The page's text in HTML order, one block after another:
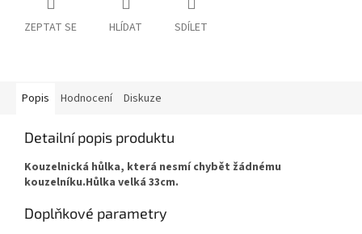
ZEPTAT SE HLÍDAT SDÍLET
Popis Hodnocení Diskuze
Detailní popis produktu
Kouzelnická hůlka, která nesmí chybět žádnému
kouzelníku.Hůlka velká 33cm.
Doplňkové parametry